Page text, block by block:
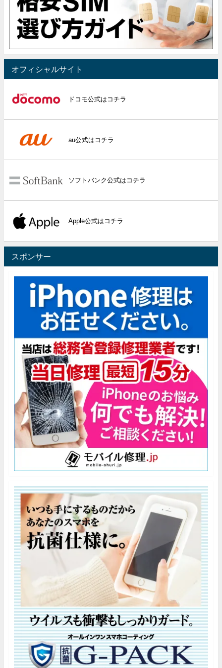
オフィシャルサイト
ドコモ公式はコチラ
au公式はコチラ
ソフトバンク公式はコチラ
Apple公式はコチラ
スポンサー